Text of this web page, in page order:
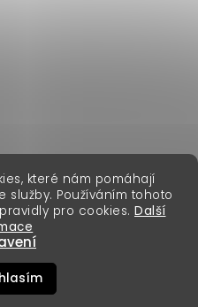
které nám pomáhají
služby. Používáním tohoto
pro cookies. Další
. Všechna práva vyhrazena.